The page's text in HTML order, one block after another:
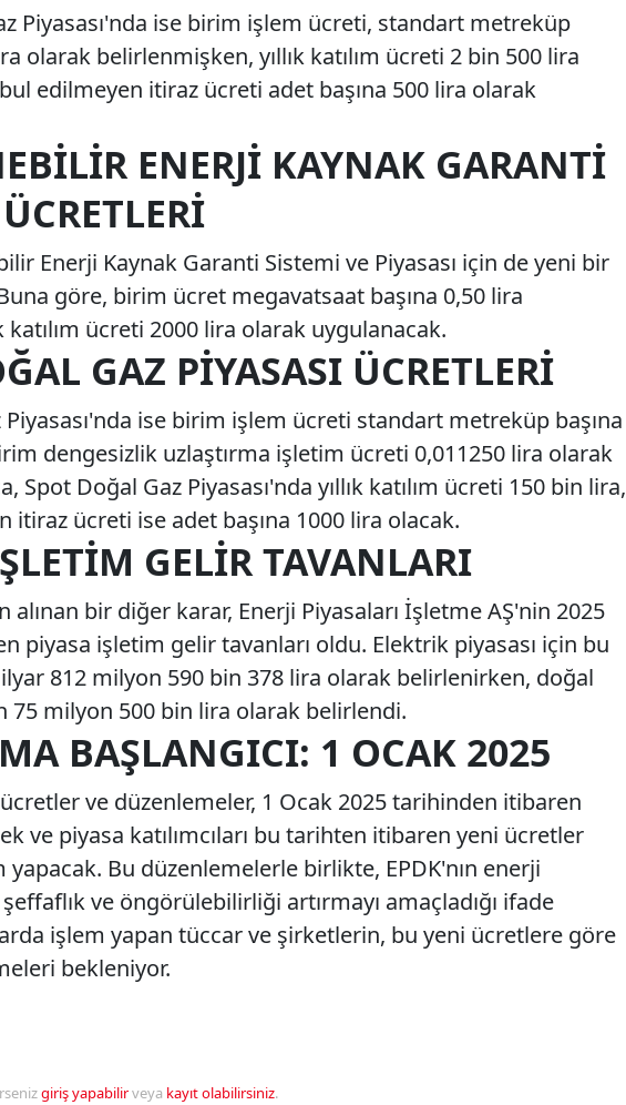
Piyasası'nda ise birim işlem ücreti, standart metreküp
olarak belirlenmişken, yıllık katılım ücreti 2 bin 500 lira
edilmeyen itiraz ücreti adet başına 500 lira olarak
ENERJI KAYNAK GARANTI
Enerji Kaynak Garanti Sistemi ve Piyasası için de yeni bir
göre, birim ücret megavatsaat başına 0,50 lira
katılım ücreti 2000 lira olarak uygulanacak.
GAZ PIYASASI ÜCRETLERI
Piyasası'nda ise birim işlem ücreti standart metreküp başına
dengesizlik uzlaştırma işletim ücreti 0,011250 lira olarak
Spot Doğal Gaz Piyasası'nda yıllık katılım ücreti 150 bin lira,
itiraz ücreti ise adet başına 1000 lira olacak.
GELIR TAVANLARI
alınan bir diğer karar, Enerji Piyasaları İşletme AŞ'nin 2025
piyasa işletim gelir tavanları oldu. Elektrik piyasası için bu
812 milyon 590 bin 378 lira olarak belirlenirken, doğal
75 milyon 500 bin lira olarak belirlendi.
BAŞLANGICI: 1 OCAK 2025
ve düzenlemeler, 1 Ocak 2025 tarihinden itibaren
ve piyasa katılımcıları bu tarihten itibaren yeni ücretler
Bu düzenlemelerle birlikte, EPDK'nın enerji
ve öngörülebilirliği artırmayı amaçladığı ifade
işlem yapan tüccar ve şirketlerin, bu yeni ücretlere göre
bekleniyor.
giriş yapabilirveya kayıt olabilirsiniz.